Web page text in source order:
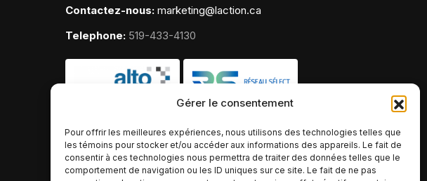
Gérer le consentement
Pour offrir les meilleures expériences, nous utilisons des technologies telles que
les témoins pour stocker et/ou accéder aux informations des appareils. Le fait de
consentir à ces technologies nous permettra de traiter des données telles que le
comportement de navigation ou les ID uniques sur ce site. Le fait de ne pas
Contactez-nous: marketing@laction.ca
Telephone: 519-433-4130